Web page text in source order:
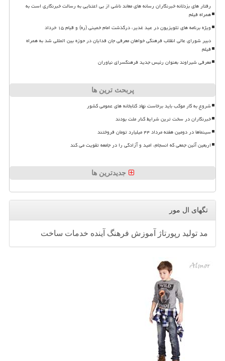
رفتار های بزدلانه خبرنگاران رسانه های معاند ناشی از بی اعتنایی به رسالت خبرنگاری است به
همراه فیلم
ویژه برنامه های تلویزیون در عید غدیر، درگذشت امام خمینی (ره) و قیام ۱۵ خرداد
دبیر شورای عالی انقلاب فرهنگی خواهان معرفی جان فدایان در حوزه بین المللی شد به همراه
فیلم
معرفی شیراوند بعنوان رئیس جدید فرهنگسرای نیاوران
پربحث ترین ها
شروع به کار موکب باید برخاست نهاد کتابخانه های عمومی کشور
خبرنگاران در سخت ترین شرایط کنار ملت بودند
سینماها در دومین هفته مرداد ۴۴ میلیارد تومان فروختند
اربعین آئین جمعی که انسجام، امید و آزادگی را در جامعه تقویت می کند
جدیدترین ها
تگهای ال مور
مد تولید رپورتاژ آموزش فرهنگ آینده خدمات ساخت